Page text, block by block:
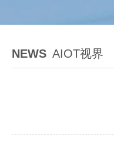
NEWS AIOT视界